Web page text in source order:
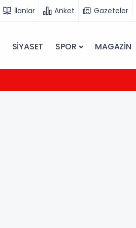
İlanlar Anket Gazeteler
SİYASET SPOR MAGAZİN